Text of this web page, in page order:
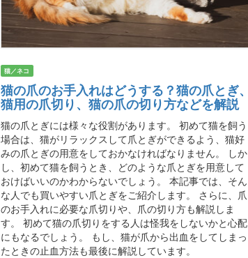
猫／ネコ
猫の爪のお手入れはどうする？猫の爪とぎ、
猫用の爪切り、猫の爪の切り方などを解説
猫の爪とぎには様々な役割があります。 初めて猫を飼う
場合は、猫がリラックスして爪とぎができるよう、猫好
みの爪とぎの用意をしておかなければなりません。 しか
し、初めて猫を飼うとき、どのような爪とぎを用意して
おけばいいのかわからないでしょう。 本記事では、そん
な人でも買いやすい爪とぎをご紹介します。 さらに、爪
のお手入れに必要な爪切りや、爪の切り方も解説しま
す。 初めて猫の爪切りをする人は怪我をしないかと心配
にもなるでしょう。 もし、猫が爪から出血をしてしまっ
たときの止血方法も最後に解説しています。